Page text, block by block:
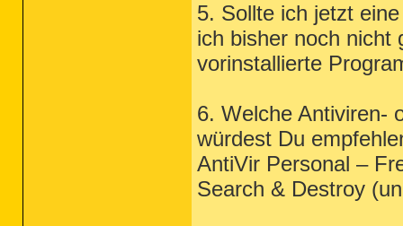
5. Sollte ich jetzt
ich bisher noch nicht
vorinstallierte
6. Welche Antiviren-
würdest Du
AntiVir Personal –
Search & Destroy